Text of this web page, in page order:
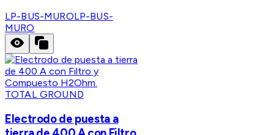
LP-BUS-MUROLP-BUS-
MURO
TOTAL GROUND
Electrodo de puesta a